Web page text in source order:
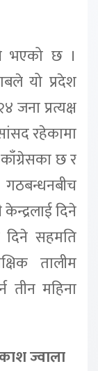
भएको छ ।
यो प्रदेश
जना प्रत्यक्ष
रहेकामा
छ र
दिने
सहमति
तालीम
तीन महिना
ज्वाला